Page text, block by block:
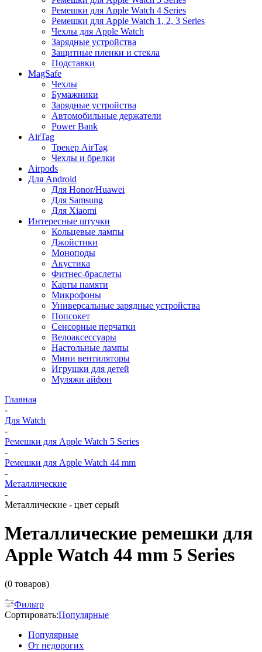
Ремешки для Apple Watch 4 Series
Ремешки для Apple Watch 1, 2, 3 Series
Чехлы для Apple Watch
Зарядные устройства
Защитные пленки и стекла
Подставки
MagSafe
Чехлы
Бумажники
Зарядные устройства
Автомобильные держатели
Power Bank
AirTag
Трекер AirTag
Чехлы и брелки
Airpods
Для Android
Для Honor/Huawei
Для Samsung
Для Xiaomi
Интересные штучки
Кольцевые лампы
Джойстики
Моноподы
Акустика
Фитнес-браслеты
Карты памяти
Микрофоны
Универсальные зарядные устройства
Попсокет
Сенсорные перчатки
Велоаксессуары
Настольные лампы
Мини вентиляторы
Игрушки для детей
Муляжи айфон
Главная
-
Для Watch
-
Ремешки для Apple Watch 5 Series
-
Ремешки для Apple Watch 44 mm
-
Металлические
-
Металлические - цвет серый
Металлические ремешки для
Apple Watch 44 mm 5 Series
(0 товаров)
Фильтр
Сортировать:Популярные
Популярные
От недорогих